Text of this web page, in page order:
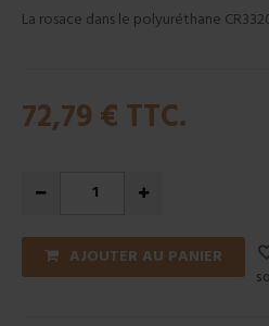
La rosace dans le polyuréthane
72,79 € TTC.
AJOUTER AU PANIER